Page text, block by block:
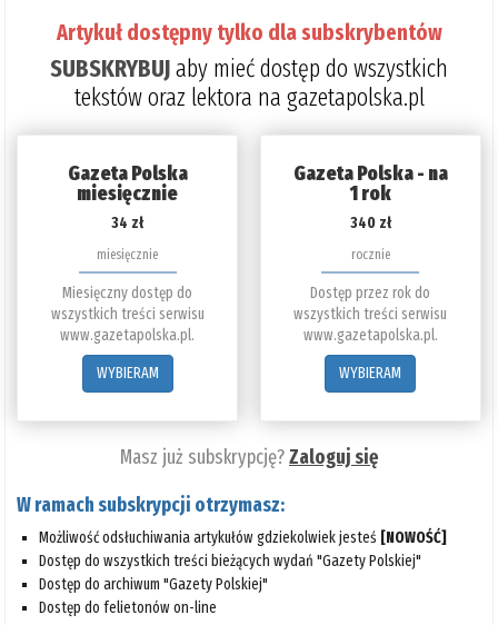
Artykuł dostępny tylko dla subskrybentów
SUBSKRYBUJaby mieć dostęp do wszystkich
tekstów oraz lektora na gazetapolska.pl
Gazeta Polska
miesięcznie
34 zł
miesięcznie
Miesięczny dostęp do
wszystkich treści serwisu
www.gazetapolska.pl.
WYBIERAM
Gazeta Polska - na
1 rok
340 zł
rocznie
Dostęp przez rok do
wszystkich treści serwisu
www.gazetapolska.pl.
WYBIERAM
Masz już subskrypcję?Zaloguj się
W ramach subskrypcji otrzymasz:
Możliwość odsłuchiwania artykułów gdziekolwiek jesteś [NOWOŚĆ]
Dostęp do wszystkich treści bieżących wydań "Gazety Polskiej"
Dostęp do archiwum "Gazety Polskiej"
Dostęp do felietonów on-line